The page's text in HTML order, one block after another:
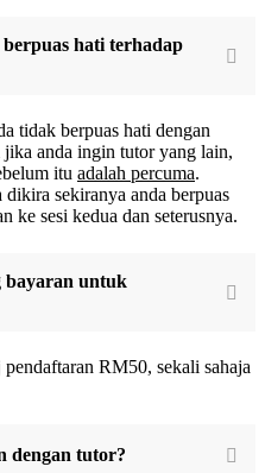
hati terhadap
tidak berpuas hati dengan
anda ingin tutor yang lain,
itu adalah percuma.
sekiranya anda berpuas
ke sesi kedua dan seterusnya.
bayaran untuk
RM50, sekali sahaja
dengan tutor?